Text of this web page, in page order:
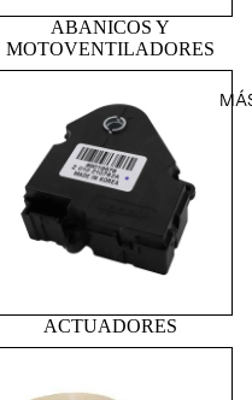
ABANICOS Y
MOTOVENTILADORES
ACTUADORES